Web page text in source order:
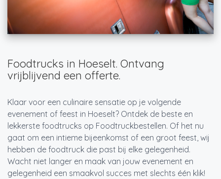
Foodtrucks in Hoeselt. Ontvang
vrijblijvend een offerte.
Klaar voor een culinaire sensatie op je volgende
evenement of feest in Hoeselt? Ontdek de beste en
lekkerste foodtrucks op Foodtruckbestellen. Of het nu
gaat om een intieme bijeenkomst of een groot feest, wij
hebben de foodtruck die past bij elke gelegenheid.
Wacht niet langer en maak van jouw evenement en
gelegenheid een smaakvol succes met slechts één klik!